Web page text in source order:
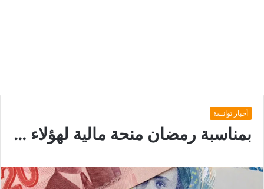
أخبار توانسة
بمناسبة رمضان منحة مالية لهؤلاء …